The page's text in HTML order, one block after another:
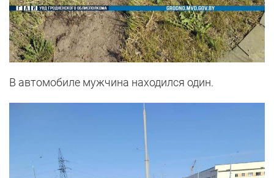
В автомобиле мужчина находился один.